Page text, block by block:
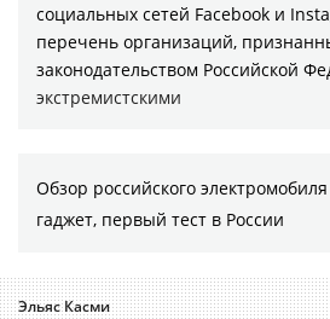
социальных сетей Facebook и
перечень организаций,
законодательством Российской
экстремистскими
Обзор российского
гаджет, первый тест в России
Эльяс Касми